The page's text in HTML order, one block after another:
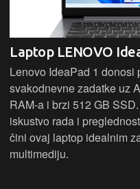
Laptop LENOVO
Lenovo IdeaPad 1 donosi
svakodnevne zadatke uz
RAM-a i brzi 512 GB
iskustvo rada i
čini ovaj laptop idealnim
multimediju.